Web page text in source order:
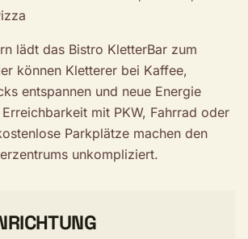
lädt das Bistro KletterBar zum
können Kletterer bei Kaffee,
entspannen und neue Energie
mit PKW, Fahrrad oder
Parkplätze machen den
unkompliziert.